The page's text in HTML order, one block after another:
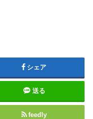
シェア
送る
feedly